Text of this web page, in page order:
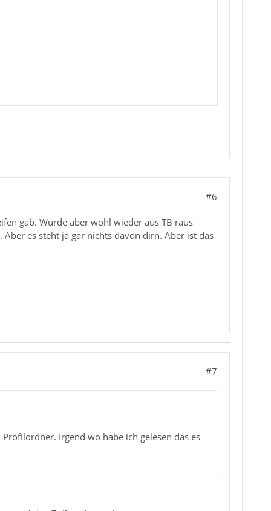
#6
gab. Wurde aber wohl wieder aus TB raus
es steht ja gar nichts davon dirn. Aber ist das
#7
Irgend wo habe ich gelesen das es